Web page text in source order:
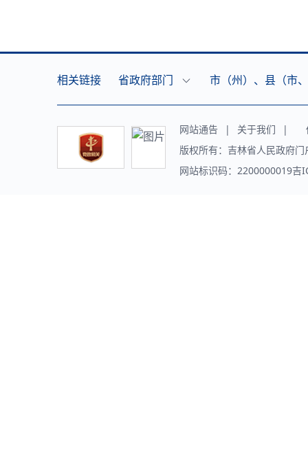
相关链接 省政府部门 市（州）、县（市
网站通告 | 关于我们 |
版权所有：吉林省人民政府
网站标识码：2200000019